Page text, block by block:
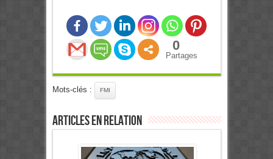
0
Partages
Mots-clés : FMI
Articles en relation